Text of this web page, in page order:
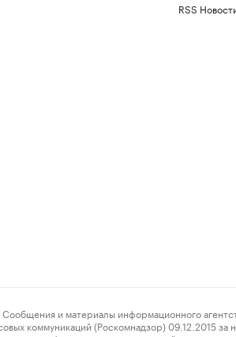
RSS
и материалы информационного
коммуникаций (Роскомнадзор) 09.12.2015